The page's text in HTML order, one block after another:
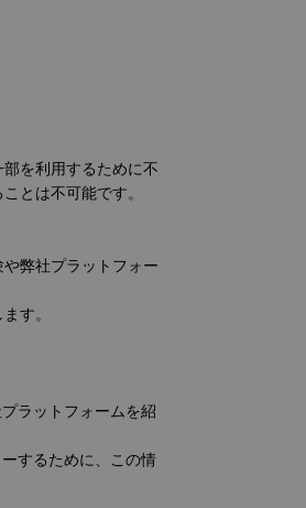
を利用するために不
とは不可能です。
弊社プラットフォー
す。
ラットフォームを紹
するために、この情